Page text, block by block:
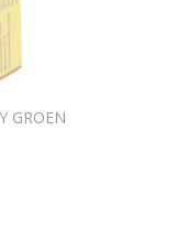
GROEN